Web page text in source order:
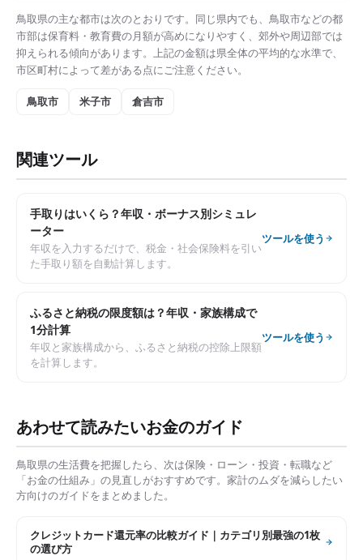
鳥取県の主な都市は次のとおりです。同じ県内でも、 鳥取市などの都
市部は保育料・教育費の月額が高めになりやすく、郊外や周辺部では
抑えられる傾向があります。上記の金額は県全体の平均的な水準で、
市区町村によって差がある点にご注意ください。
鳥取市 米子市 倉吉市
関連ツール
手取りはいくら？年収・ボーナス別シミュレ
ーター
年収を入力するだけで、税金・社会保険料を引い
た手取り額を自動計算します。
ツールを使う
ふるさと納税の限度額は？年収・家族構成で
1分計算
年収と家族構成から、ふるさと納税の控除上限額
を計算します。
ツールを使う
あわせて読みたいお金のガイド
鳥取県の生活費を把握したら、次は保険・ローン・投資・転職など
「お金の仕組み」の見直しがおすすめです。家計のムダを減らしたい
方向けのガイドをまとめました。
クレジットカード還元率の比較ガイド｜カテゴリ別最強の1枚
の選び方